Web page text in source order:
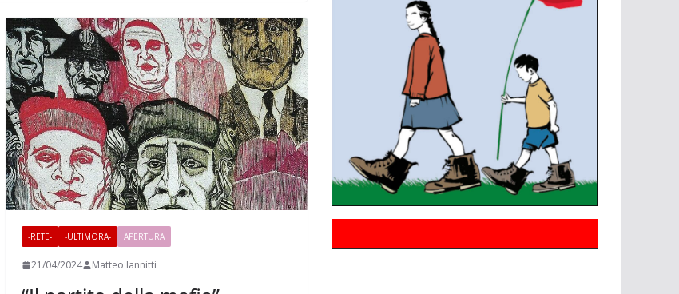
-RETE- -ULTIMORA- APERTURA
21/04/2024 Matteo Iannitti